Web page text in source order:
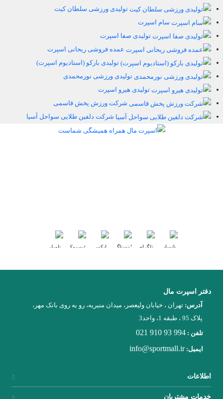
تولیدی ورزشی سلطان کیت
سام اسپرت
تولیدی صفا اسپرت
عمده فروشی ریحانی اسپرت
تولیدی بارکو (استادیوم اسپرت)
تولیدی ورزشی نورمحمدی
تولیدی هیرو اسپرت
شرکت ورزش پخش قاسمی
شرکت دلفین طلایی سواحل آسیا
دفتر اسپرت مال
آدرس: تهران ، خیابان ولیعصر، میدان منیریه، رو به روی بانک مهر،
پلاک 95 ، طبقه 1، واحد3
تلفن : 021 910 93 994
ایمیل:info@sportmall.ir
اطلاعات
خدمات مشتریان